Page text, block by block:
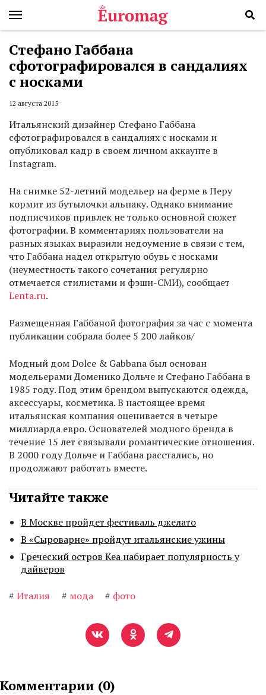
Стефано Габбана
сфотографировался в сандалиях
с носками
12 августа 2015
Итальянский дизайнер Стефано Габбана
сфотографировался в сандалиях с носками и
опубликовал кадр в своем личном аккаунте в
Instagram.
На снимке 52-летний модельер на ферме в Перу
кормит из бутылочки альпаку. Однако внимание
подписчиков привлек не только основной сюжет
фотографии. В комментариях пользователи на
разных языках выразили недоумение в связи с тем,
что Габбана надел открытую обувь с носками
(неуместность такого сочетания регулярно
отмечается стилистами и фэшн-СМИ), сообщает
Lenta.ru.
Размещенная Габбаной фотография за час с момента
публикации собрала более 5 200 лайков/
Модный дом Dolce & Gabbana был основан
модельерами Доменико Дольче и Стефано Габбана в
1985 году. Под этим брендом выпускаются одежда,
аксессуары, косметика. В настоящее время
итальянская компания оценивается в четыре
миллиарда евро. Основателей модного бренда в
течение 15 лет связывали романтические отношения.
В 2000 году Дольче и Габбана расстались, но
продолжают работать вместе.
Читайте также
В Москве пройдет фестиваль джелато
В «Сыроварне» пройдут итальянские ужины
Греческий остров Кеа набирает популярность у
дайверов
# Италия # мода # фото
Комментарии (0)